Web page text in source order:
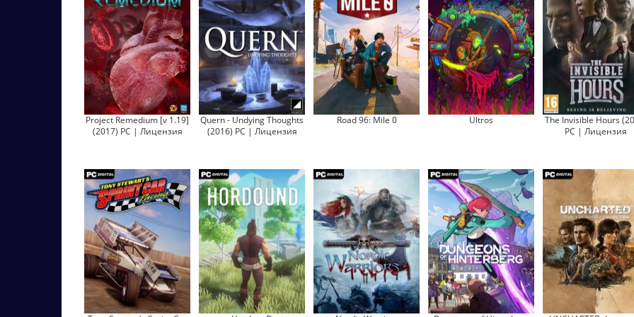
Project Remedium [v 1.19]
(2017) PC | Лицензия
Quern - Undying Thoughts
(2016) PC | Лицензия
Road 96: Mile 0 Ultros
The Invisible Hours
PC | Лицензия